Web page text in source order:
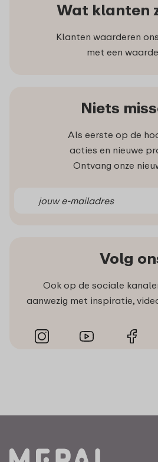
Wat klanten
Klanten waarderen
met een
Niets
Als eerste op de
acties en nieuwe
Ontvang onze
Volg
Ook op de sociale
aanwezig met inspiratie,